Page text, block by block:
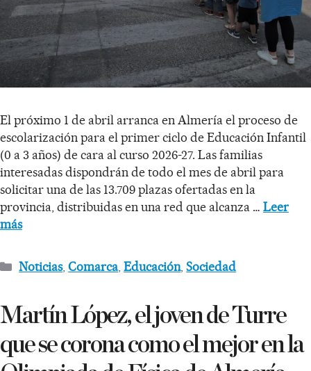
El próximo 1 de abril arranca en Almería el proceso de
escolarización para el primer ciclo de Educación Infantil
(0 a 3 años) de cara al curso 2026-27. Las familias
interesadas dispondrán de todo el mes de abril para
solicitar una de las 13.709 plazas ofertadas en la
provincia, distribuidas en una red que alcanza … Leer
más
Noticias,Comarca,Educación,Sociedad
Martín López, el joven de Turre
que se corona como el mejor en la